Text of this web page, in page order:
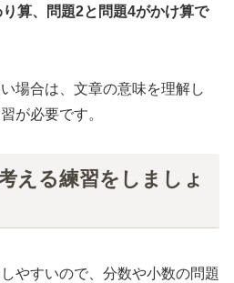
算、問題2と問題4がかけ算で
場合は、文章の意味を理解し
が必要です。
える練習をしましょ
やすいので、分数や小数の問題